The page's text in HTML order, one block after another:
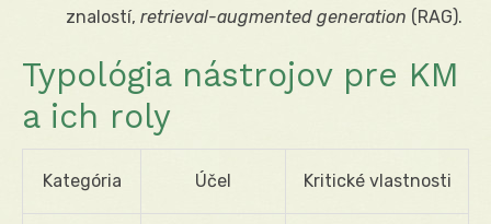
znalostí, retrieval-augmented generation (RAG).
Typológia nástrojov pre KM
a ich roly
Kategória Účel Kritické vlastnosti